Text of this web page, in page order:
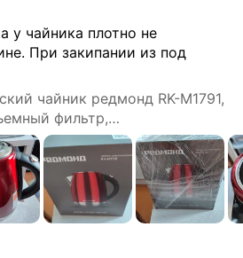
у чайника плотно не
При закипании из под
чайник редмонд RK-M1791,
фильтр,
на 360°, 1,7 л, 2100 Вт